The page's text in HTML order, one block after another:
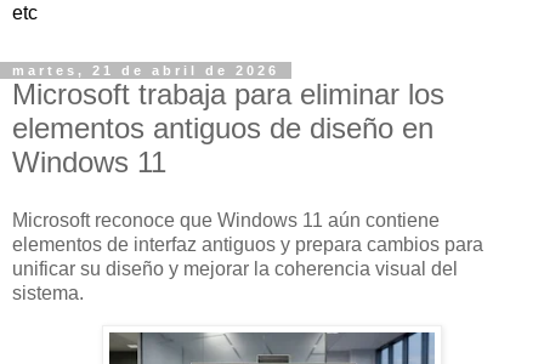
etc
martes, 21 de abril de 2026
Microsoft trabaja para eliminar los
elementos antiguos de diseño en
Windows 11
Microsoft reconoce que Windows 11 aún contiene
elementos de interfaz antiguos y prepara cambios para
unificar su diseño y mejorar la coherencia visual del
sistema.